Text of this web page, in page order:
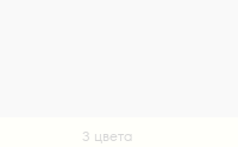
3 цвета